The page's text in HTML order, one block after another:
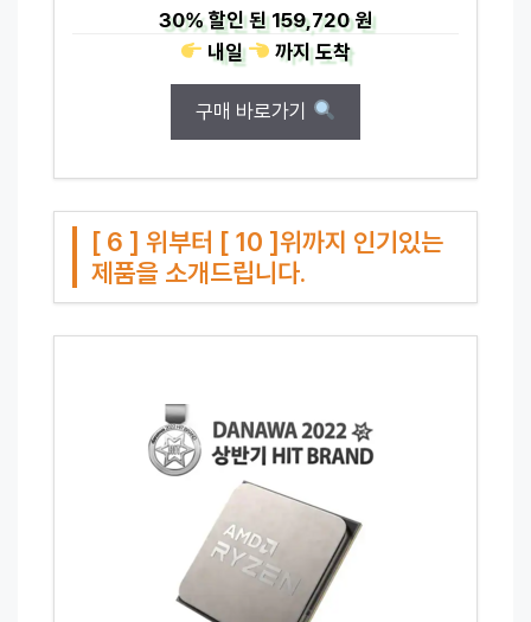
30%할인 된159,720 원
내일
까지도착
구매 바로가기
[ 6 ] 위부터 [ 10 ]위까지 인기있는
제품을 소개드립니다.